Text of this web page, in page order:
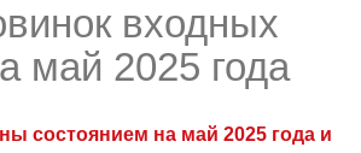
входных
май 2025 года
состоянием на май 2025 года и